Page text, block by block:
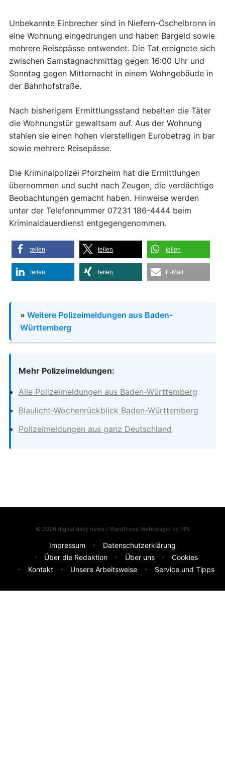
Unbekannte Einbrecher sind in Niefern-Öschelbronn in
eine Wohnung eingedrungen und haben Bargeld sowie
mehrere Reisepässe entwendet. Die Tat ereignete sich
zwischen Samstagnachmittag gegen 16:00 Uhr und
Sonntag gegen Mitternacht in einem Wohngebäude in
der Bahnhofstraße.
Nach bisherigem Ermittlungsstand hebelten die Täter
die Wohnungstür gewaltsam auf. Aus der Wohnung
stahlen sie einen hohen vierstelligen Eurobetrag in bar
sowie mehrere Reisepässe.
Die Kriminalpolizei Pforzheim hat die Ermittlungen
übernommen und sucht nach Zeugen, die verdächtige
Beobachtungen gemacht haben. Hinweise werden
unter der Telefonnummer 07231 186-4444 beim
Kriminaldauerdienst entgegengenommen.
teilen teilen teilen
teilen teilen E-Mail
» Weitere Polizeimeldungen aus Baden-
Württemberg
Mehr Polizeimeldungen:
Alle Polizeimeldungen aus Baden-Württemberg
Blaulicht-Wochenrückblick Baden-Württemberg
Polizeimeldungen aus ganz Deutschland
© 2026 digital daily news / WordPress Webdesgin by PIN
Impressum
Datenschutzerklärung
Über die Redaktion
Über uns
Cookies
Kontakt
Unsere Arbeitsweise Service und Tipps